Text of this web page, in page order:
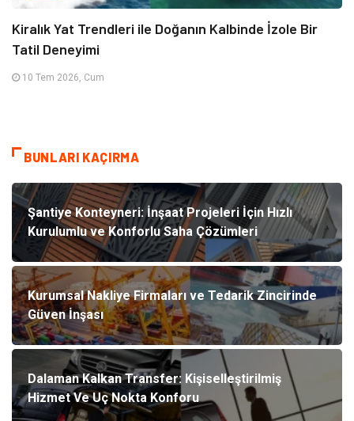
Kiralık Yat Trendleri ile Doğanın Kalbinde İzole Bir
Tatil Deneyimi
10 Tem 2026, Cum
BUNLARI KAÇIRMA
Şantiye Konteyneri: İnşaat Projeleri İçin Hızlı
Kurulumlu ve Konforlu Saha Çözümleri
Kurumsal Nakliye Firmaları ve Tedarik Zincirinde
Güven İnşası
Dalaman Kalkan Transfer: Kişiselleştirilmiş
Hizmet Ve Uç Nokta Konforu